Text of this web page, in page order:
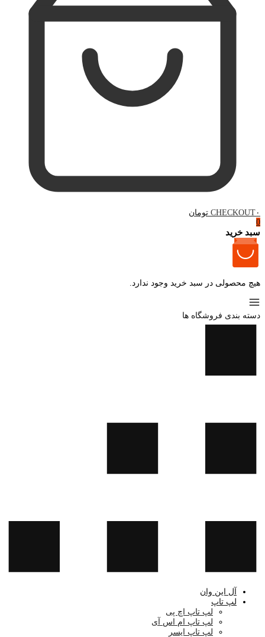
CHECKOUT ۰ تومان
0
سبد خرید
هیچ محصولی در سبد خرید وجود ندارد.
دسته بندی فروشگاه ها
آل این وان
لپ تاپ
لپ تاپ اچ پی
لپ تاپ ام اس آی
لپ تاپ ایسر